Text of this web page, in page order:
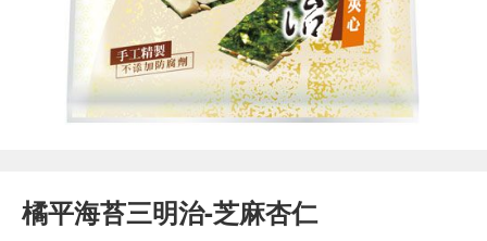
橘平海苔三明治-芝麻杏仁